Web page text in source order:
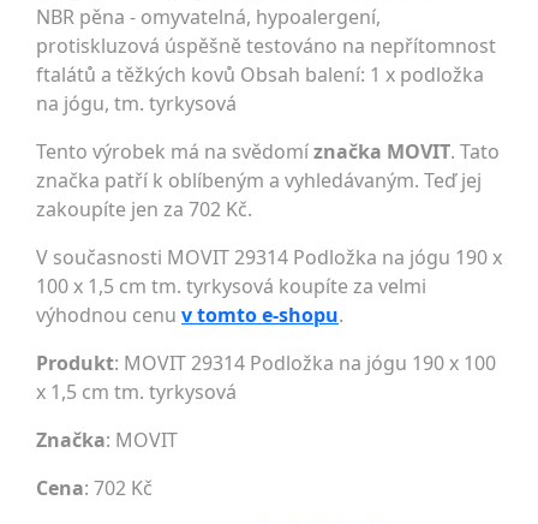
NBR pěna - omyvatelná, hypoalergení,
protiskluzová úspěšně testováno na nepřítomnost
ftalátů a těžkých kovů Obsah balení: 1 x podložka
na jógu, tm. tyrkysová
Tento výrobek má na svědomíznačka MOVIT. Tato
značka patří k oblíbeným a vyhledávaným. Teď jej
zakoupíte jen za 702 Kč.
V současnosti MOVIT 29314 Podložka na jógu 190 x
100 x 1,5 cm tm. tyrkysová koupíte za velmi
výhodnou cenu v tomto e-shopu.
Produkt: MOVIT 29314 Podložka na jógu 190 x 100
x 1,5 cm tm. tyrkysová
Značka: MOVIT
Cena: 702 Kč